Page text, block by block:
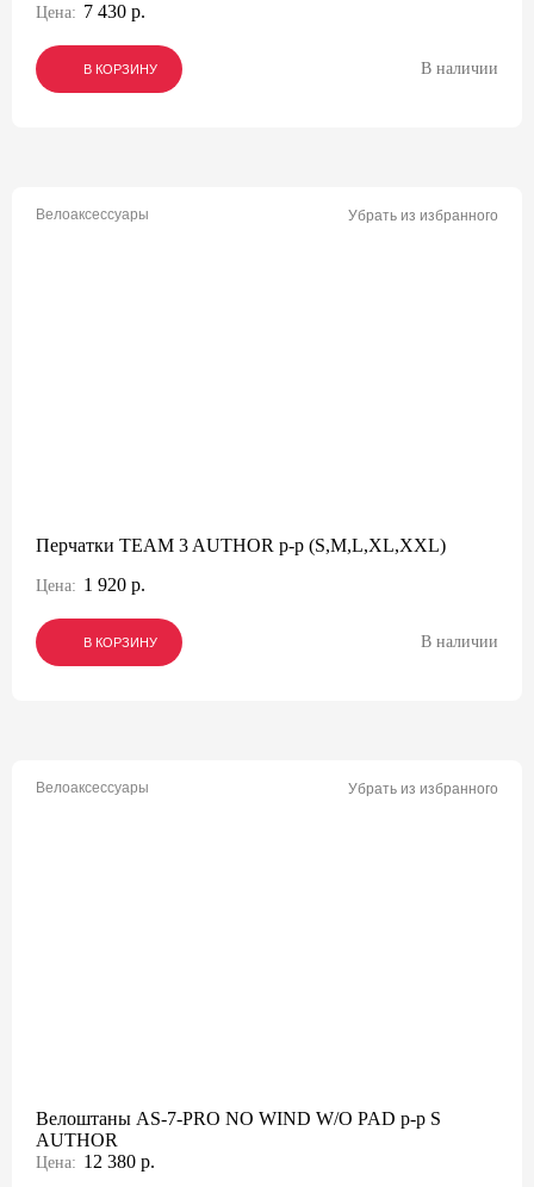
Цена: 7 430 р.
В КОРЗИНУ
В КОРЗИНУ
В КОРЗИНУ В наличии
Велоаксессуары Убрать из избранного
Перчатки TEAM 3 AUTHOR p-p (S,M,L,XL,XXL)
Цена: 1 920 р.
В КОРЗИНУ
В КОРЗИНУ
В КОРЗИНУ В наличии
Велоаксессуары Убрать из избранного
Велоштаны AS-7-PRO NO WIND W/O PAD р-р S
AUTHOR
Цена: 12 380 р.